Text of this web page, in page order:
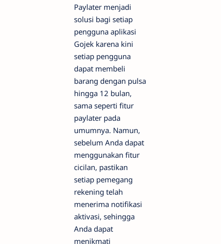
Paylater menjadi
solusi bagi setiap
pengguna aplikasi
Gojek karena kini
setiap pengguna
dapat membeli
barang dengan pulsa
hingga 12 bulan,
sama seperti fitur
paylater pada
umumnya. Namun,
sebelum Anda dapat
menggunakan fitur
cicilan, pastikan
setiap pemegang
rekening telah
menerima notifikasi
aktivasi, sehingga
Anda dapat
menikmati